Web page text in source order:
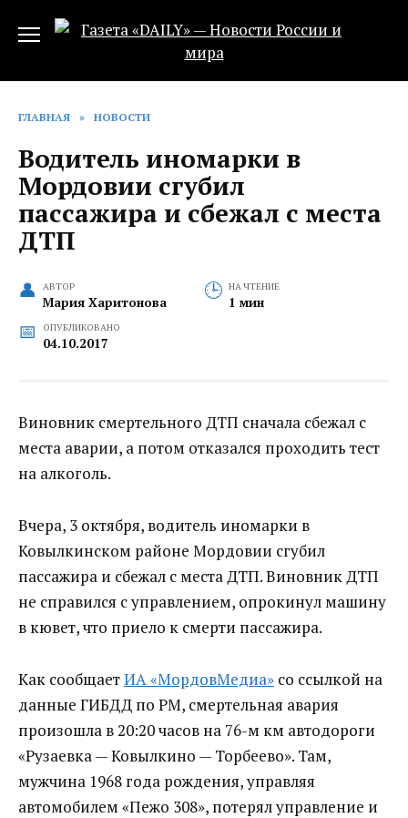
ГЛАВНАЯ » НОВОСТИ
Водитель иномарки в
Мордовии сгубил
пассажира и сбежал с места
ДТП‍
АВТОР
Мария Харитонова
НА ЧТЕНИЕ
1 мин
ОПУБЛИКОВАНО
04.10.2017
Виновник смертельного ДТП сначала сбежал с
места аварии, а потом отказался проходить тест
на алкоголь.
Вчера, 3 октября, водитель иномарки в
Ковылкинском районе Мордовии сгубил
пассажира и сбежал с места ДТП‍. Виновник ДТП
не справился с управлением, опрокинул машину
в кювет, что приело к смерти пассажира.
Как сообщаетИА «МордовМедиа» со ссылкой на
данные ГИБДД по РМ, смертельная авария
произошла в 20:20 часов на 76-м км автодороги
«Рузаевка — Ковылкино — Торбеево». Там,
мужчина 1968 года рождения, управляя
автомобилем «Пежо 308», потерял управление и